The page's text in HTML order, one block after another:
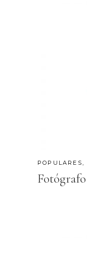
POPULARES,
Fotógrafo